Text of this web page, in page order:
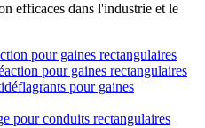
efficaces dans l'industrie et le
pour gaines rectangulaires
pour gaines rectangulaires
pour gaines
pour conduits rectangulaires